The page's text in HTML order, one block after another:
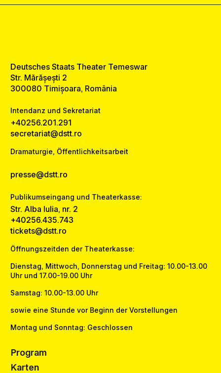
Deutsches Staats Theater Temeswar
Str. Mărășești 2
300080 Timișoara, România
Intendanz und Sekretariat
+40256.201.291
secretariat@dstt.ro
Dramaturgie, Öffentlichkeitsarbeit
presse@dstt.ro
Publikumseingang und Theaterkasse:
Str. Alba Iulia, nr. 2
+40256.435.743
tickets@dstt.ro
Öffnungszeitden der Theaterkasse:
Dienstag, Mittwoch, Donnerstag und Freitag: 10.00-13.00
Uhr und 17.00-19.00 Uhr
Samstag: 10.00-13.00 Uhr
sowie eine Stunde vor Beginn der Vorstellungen
Montag und Sonntag: Geschlossen
Program
Karten